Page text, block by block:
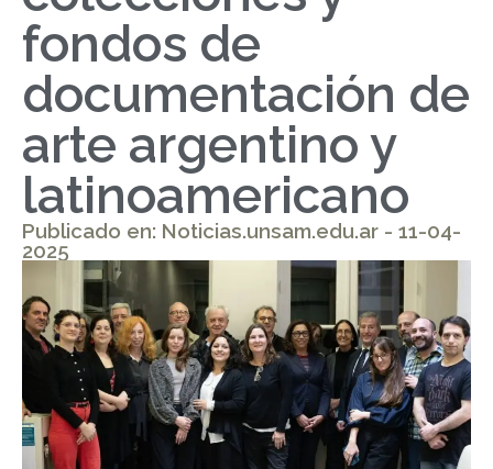
fondos de
documentación de
arte argentino y
latinoamericano
Publicado en: Noticias.unsam.edu.ar - 11-04-
2025